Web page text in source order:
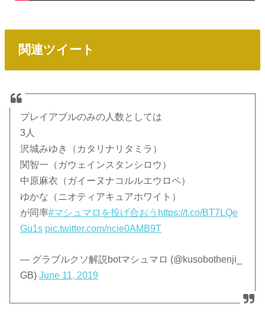
関連ツイート
プレイアブルのみの人数としては
3人
沢城みゆき（カタリナリタミラ）
関智一（ガウェインスタンシロウ）
中原麻衣（ガイーヌナコルルエウロペ）
ゆかな（ニオティアキュアホワイト）
が同率#マシュマロを投げ合おう https://t.co/BT7LQe
Gu1s pic.twitter.com/ncie0AMB9T
— グラブルクソ解説botマシュマロ (@kusobothenji_
GB)June 11, 2019